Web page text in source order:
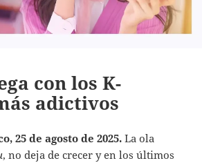
con los K-
adictivos
25 de agosto de 2025. La ola
, no deja de crecer y en los últimos